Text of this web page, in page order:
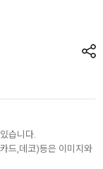
습니다.
드,데코)등은 이미지와